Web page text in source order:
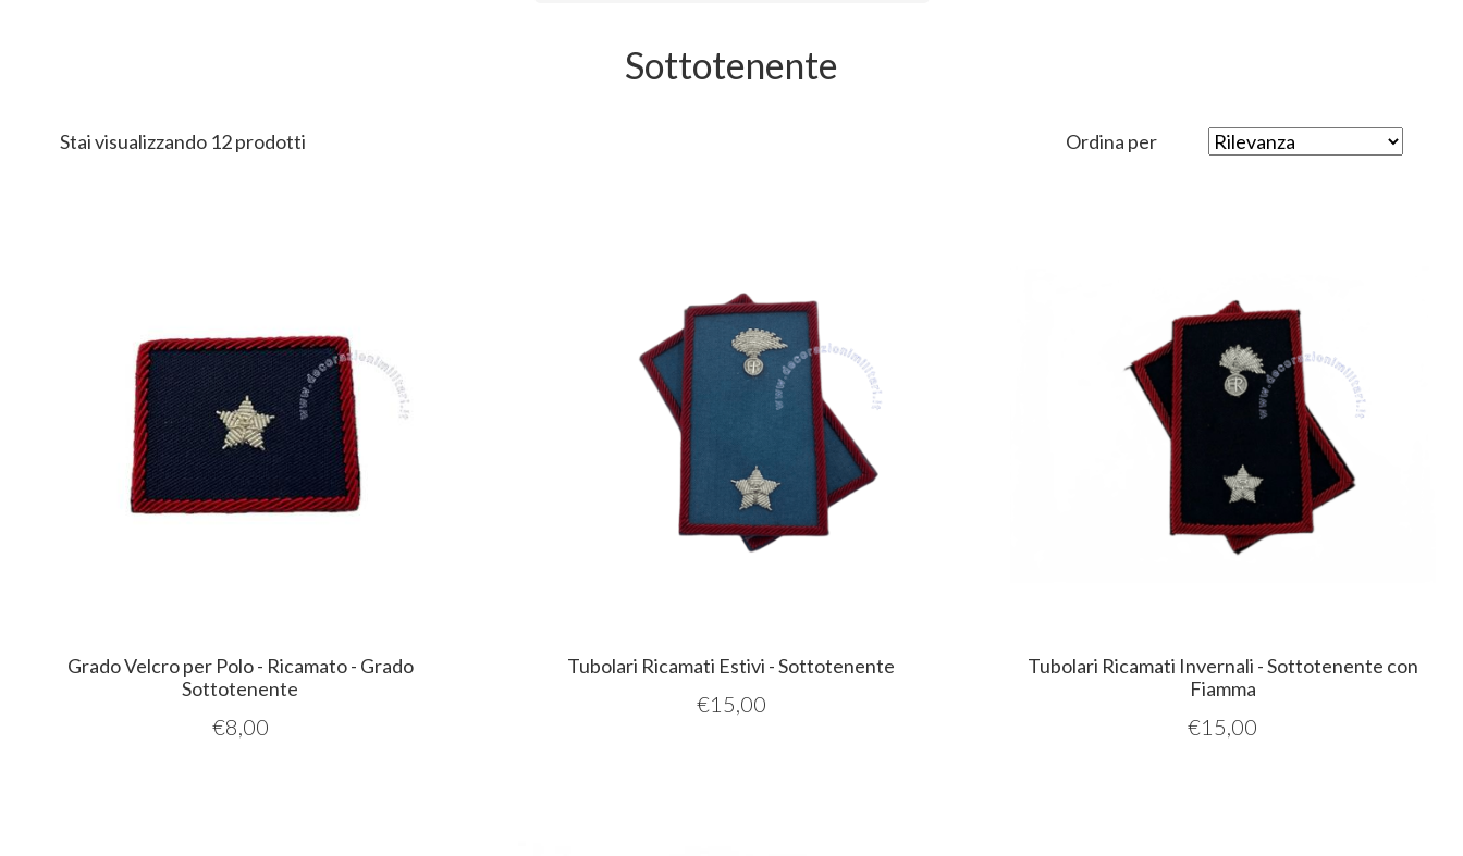
Sottotenente
Stai visualizzando 12 prodotti Ordina per
Grado Velcro per Polo - Ricamato - Grado
Sottotenente
€8,00
Tubolari Ricamati Estivi - Sottotenente
€15,00
Tubolari Ricamati Invernali - Sottotenente con
Fiamma
€15,00